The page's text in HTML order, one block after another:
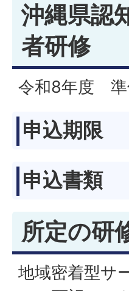
沖縄県認
者研修
令和8年度 準
申込期限
申込書類
所定の研
地域密着型サ